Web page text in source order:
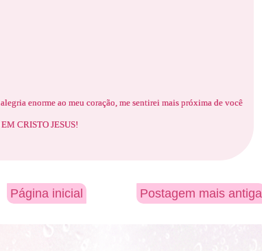
enorme ao meu coração, me sentirei mais próxima de você
CRISTO JESUS!
Postagem mais antiga
Página inicial